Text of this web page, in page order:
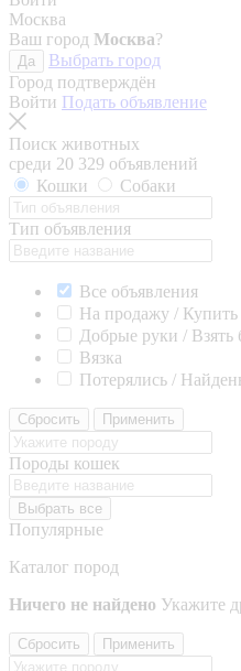
Москва
Ваш город Москва?
Да
Выбрать город
Город подтверждён
Войти Подать объявление
Поиск животных
среди 20 329 объявлений
Кошки
Собаки
Тип объявления
Все объявления
На продажу / Купить
Добрые руки / Взять
Вязка
Потерялись /
Сбросить Применить
Породы кошек
Выбрать все
Популярные
Каталог пород
Ничего не найдено Укажите
Сбросить Применить